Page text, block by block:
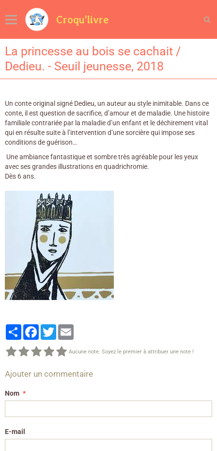
Croqu'livre
La princesse au bois se cachait /
Dedieu. - Seuil jeunesse, 2018
Un conte original signé Dedieu, un auteur au style inimitable. Dans ce
conte, il est question de sacrifice, d’amour et de maladie. Une histoire
familiale contrariée par la maladie d’un enfant et le déchirement vital
qui en résulte suite à l’intervention d’une sorcière qui impose ses
conditions de guérison…
Une ambiance fantastique et sombre très agréable pour les yeux
avec ses grandes illustrations en quadrichromie.
Dès 6 ans.
PartagerFacebook
Twitter
Aucune note. Soyez le premier à attribuer une note !
Ajouter un commentaire
Nom
E-mail